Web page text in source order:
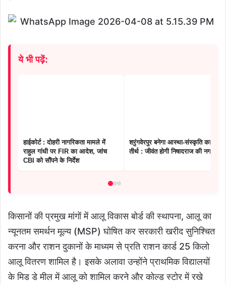
ये भी पढ़ें:
हाईकोर्ट : दोहरी नागरिकता मामले में
राहुल गांधी पर FIR का आदेश, जांच
CBI को सौंपने के निर्देश
श्रृंगवेरपुर बनेगा आस्था-संस्कृति का नया
तीर्थ : जीवंत होगी निषादराज की नगरी
किसानों की प्रमुख मांगों में आलू विकास बोर्ड की स्थापना, आलू का
न्यूनतम समर्थन मूल्य (MSP) घोषित कर सरकारी खरीद सुनिश्चित
करना और राशन दुकानों के माध्यम से प्रति राशन कार्ड 25 किलो
आलू वितरण शामिल है। इसके अलावा उन्होंने प्राथमिक विद्यालयों
के मिड डे मील में आलू को शामिल करने और कोल्ड स्टोर में रखे